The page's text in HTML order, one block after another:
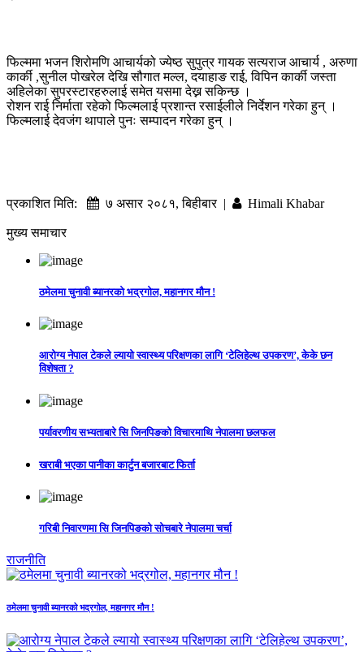
फिल्ममा भजन शिरोमणि आचार्यको ज्येष्ठ सुपुत्र गायक सत्यराज आचार्य , अरुणा
कार्की ,सुनील पोखरेल देखि सौगात मल्ल, दयाहाङ राई, विपिन कार्की जस्ता
अहिलेका सुपरस्टारहरुलाई समेत यसमा देख्न सकिन्छ ।
रोशन राई निर्माता रहेको फिल्मलाई प्रशान्त रसाईलीले निर्देशन गरेका हुन् ।
फिल्मलाई देवजंग थापाले पुनः सम्पादन गरेका हुन् ।
प्रकाशित मिति: ७ असार २०८१, बिहीबार | Himali Khabar
मुख्य समाचार
ठमेलमा चुनावी ब्यानरको भद्रगोल, महानगर मौन !
आरोग्य नेपाल टेकले ल्यायो स्वास्थ्य परिक्षणका लागि ‘टेलिहेल्थ उपकरण’, केके छन
विशेषता ?
पर्यावरणीय सभ्यताबारे सि जिनपिङको विचारमाथि नेपालमा छलफल
खराबी भएका पानीका कार्टुन बजारबाट फिर्ता
गरिबी निवारणमा सि जिनपिङको सोचबारे नेपालमा चर्चा
राजनीति
ठमेलमा चुनावी ब्यानरको भद्रगोल, महानगर मौन !